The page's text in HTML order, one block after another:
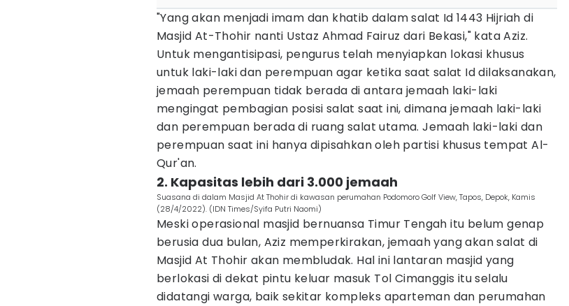
"Yang akan menjadi imam dan khatib dalam salat Id 1443 Hijriah di
Masjid At-Thohir nanti Ustaz Ahmad Fairuz dari Bekasi," kata Aziz.
Untuk mengantisipasi, pengurus telah menyiapkan lokasi khusus
untuk laki-laki dan perempuan agar ketika saat salat Id dilaksanakan,
jemaah perempuan tidak berada di antara jemaah laki-laki
mengingat pembagian posisi salat saat ini, dimana jemaah laki-laki
dan perempuan berada di ruang salat utama. Jemaah laki-laki dan
perempuan saat ini hanya dipisahkan oleh partisi khusus tempat Al-
Qur'an.
2. Kapasitas lebih dari 3.000 jemaah
Suasana di dalam Masjid At Thohir di kawasan perumahan Podomoro Golf View, Tapos, Depok, Kamis
(28/4/2022). (IDN Times/Syifa Putri Naomi)
Meski operasional masjid bernuansa Timur Tengah itu belum genap
berusia dua bulan, Aziz memperkirakan, jemaah yang akan salat di
Masjid At Thohir akan membludak. Hal ini lantaran masjid yang
berlokasi di dekat pintu keluar masuk Tol Cimanggis itu selalu
didatangi warga, baik sekitar kompleks aparteman dan perumahan